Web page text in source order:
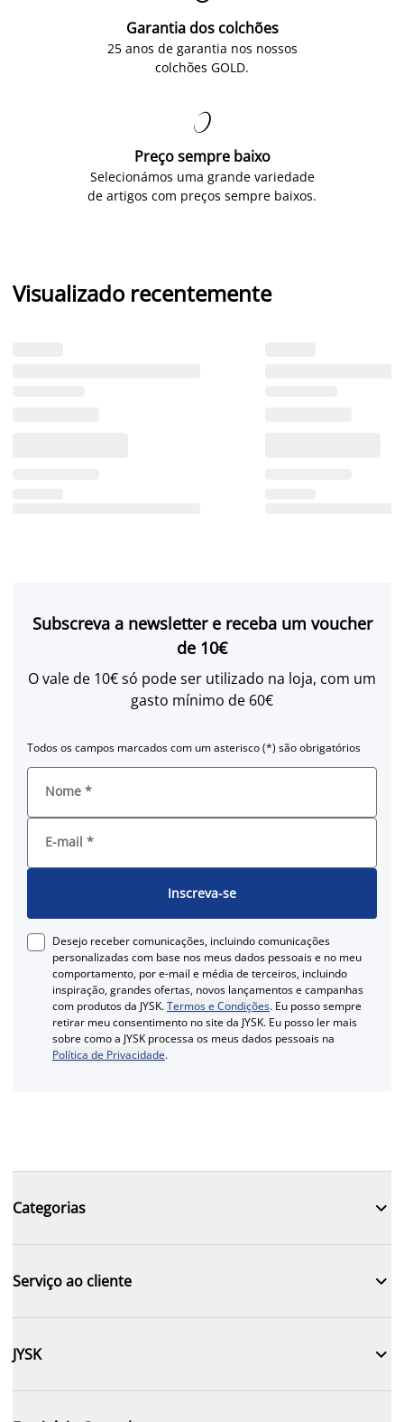
Garantia dos colchões
25 anos de garantia nos nossos
colchões GOLD.

Preço sempre baixo
Selecionámos uma grande variedade
de artigos com preços sempre baixos.
Visualizado recentemente
Subscreva a newsletter e receba um voucher
de 10€
O vale de 10€ só pode ser utilizado na loja, com um
gasto mínimo de 60€
Todos os campos marcados com um asterisco (*) são obrigatórios
Nome *
E-mail *
Inscreva-se
Desejo receber comunicações, incluindo comunicações
personalizadas com base nos meus dados pessoais e no meu
comportamento, por e-mail e média de terceiros, incluindo
inspiração, grandes ofertas, novos lançamentos e campanhas
com produtos da JYSK.Termos e Condições. Eu posso sempre
retirar meu consentimento no site da JYSK. Eu posso ler mais
sobre como a JYSK processa os meus dados pessoais na
Política de Privacidade.
Categorias 
Serviço ao cliente 
JYSK 